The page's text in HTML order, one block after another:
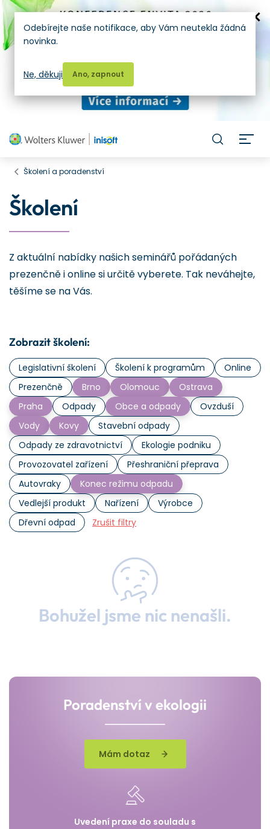
Školení a poradenství
Školení
Z aktuální nabídky našich seminářů pořádaných
prezenčně i online si určitě vyberete. Tak neváhejte,
těšíme se na Vás.
Zobrazit školení:
Legislativní školení Školení k programům
Online
Prezenčně
Brno Olomouc
Ostrava
Praha
Odpady Obce a odpady
Ovzduší
Vody
Kovy
Stavební odpady
Odpady ze zdravotnictví
Ekologie podniku
Provozovatel zařízení
Přeshraniční přeprava
Autovraky
Konec režimu odpadu
Vedlejší produkt
Nařízení
Výrobce
Dřevní odpad
Zrušit filtry
Bohužel jsme nic nenašli.
Poradenství v ekologii
Mám dotaz
Uvedení praxe do souladu s
Odebírejte naše notifikace, aby Vám neutekla žádná
novinka.
Ano, zapnout
Ne, děkuji